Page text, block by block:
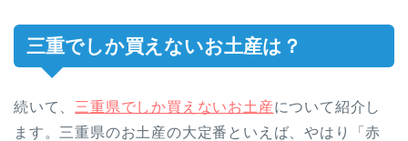
三重でしか買えないお土産は？
続いて、 三重県でしか買えないお土産について紹介し
ます。三重県のお土産の大定番といえば、やはり「赤